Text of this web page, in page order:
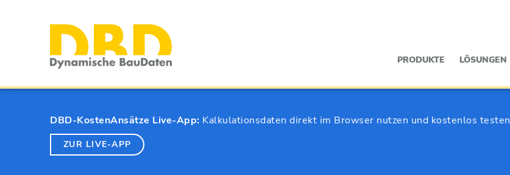
PRODUKTE LÖSUNGEN
DBD-KostenAnsätze Live-App: Kalkulationsdaten direkt im Browser nutzen und kostenlos testen
ZUR LIVE-APP